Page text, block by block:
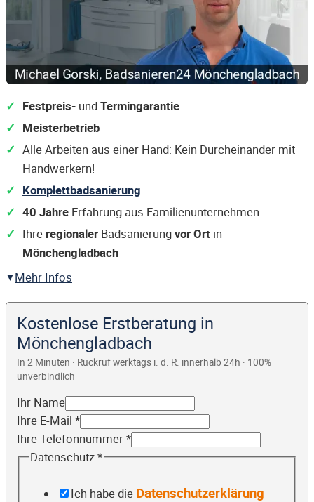
Festpreis- undTermingarantie
Meisterbetrieb
Alle Arbeiten aus einer Hand: Kein Durcheinander mit
Handwerkern!
Komplettbadsanierung
40 Jahre Erfahrung aus Familienunternehmen
Ihre regionaler Badsanierungvor Ort in
Mönchengladbach
Mehr Infos
Kostenlose Erstberatung in
Mönchengladbach
In 2 Minuten · Rückruf werktags i. d. R. innerhalb 24h · 100%
unverbindlich
Ihr Name
Ihre E-Mail *
Ihre Telefonnummer*
Datenschutz*
Ich habe die Datenschutzerklärung